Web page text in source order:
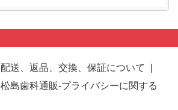
配送、返品、交換、保証について
松島歯科通販-プライバシーに関する